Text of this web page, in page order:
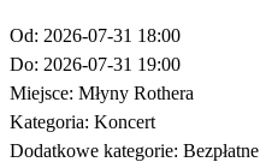
Od: 2026-07-31 18:00
Do: 2026-07-31 19:00
Miejsce: Młyny Rothera
Kategoria: Koncert
Dodatkowe kategorie: Bezpłatne